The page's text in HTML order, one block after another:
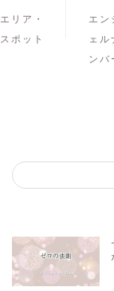
エリア・
スポット
エン
ェル
ンバ